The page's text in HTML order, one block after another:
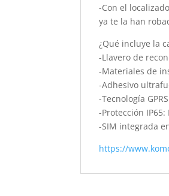
-Con el
ya te la han
¿Qué incluye la
-Llavero de
-Materiales de
-Adhesivo
-Tecnología
-Protección
-SIM integrada
https://